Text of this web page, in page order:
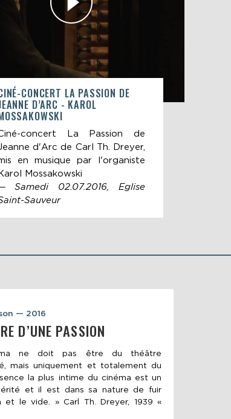
CONCERT LA PASSION DE
D’ARC - KAROL
concert La Passion de
d'Arc de Carl Th. Dreyer,
en musique par l'organiste
Mossakowski
Samedi 02.07.2016, Eglise
Sauveur
— 2016
D’UNE PASSION
ne doit pas être du théâtre
mais uniquement et totalement du
la plus intime du cinéma est un
et il est dans sa nature de fuir
et le vide. » Carl Th. Dreyer, 1939 «